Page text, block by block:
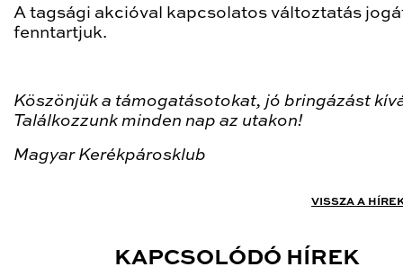
A tagsági akcióval kapcsolatos változtatás
fenntartjuk.
Köszönjük a támogatásotokat, jó bringázást
Találkozzunk minden nap az utakon!
Magyar Kerékpárosklub
VISSZA A
KAPCSOLÓDÓ HÍREK